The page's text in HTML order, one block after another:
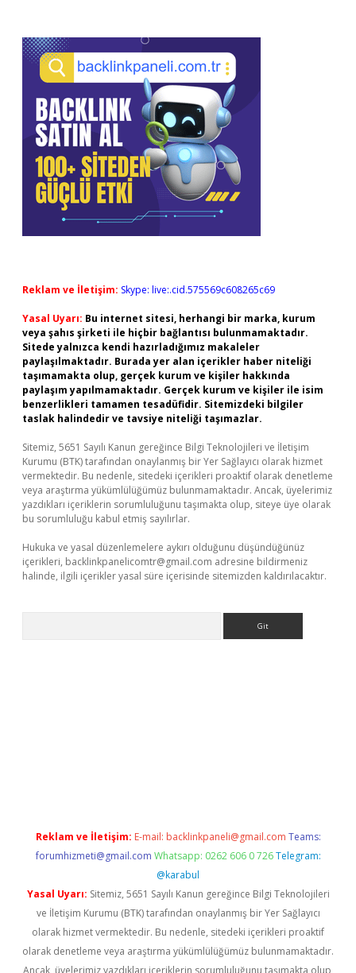
Reklam ve İletişim: Skype: live:.cid.575569c608265c69
Yasal Uyarı: Bu internet sitesi, herhangi bir marka, kurum
veya şahıs şirketi ile hiçbir bağlantısı bulunmamaktadır.
Sitede yalnızca kendi hazırladığımız makaleler
paylaşılmaktadır. Burada yer alan içerikler haber niteliği
taşımamakta olup, gerçek kurum ve kişiler hakkında
paylaşım yapılmamaktadır. Gerçek kurum ve kişiler ile isim
benzerlikleri tamamen tesadüfidir. Sitemizdeki bilgiler
taslak halindedir ve tavsiye niteliği taşımazlar.
Sitemiz, 5651 Sayılı Kanun gereğince Bilgi Teknolojileri ve İletişim
Kurumu (BTK) tarafından onaylanmış bir Yer Sağlayıcı olarak hizmet
vermektedir. Bu nedenle, sitedeki içerikleri proaktif olarak denetleme
veya araştırma yükümlülüğümüz bulunmamaktadır. Ancak, üyelerimiz
yazdıkları içeriklerin sorumluluğunu taşımakta olup, siteye üye olarak
bu sorumluluğu kabul etmiş sayılırlar.
Hukuka ve yasal düzenlemelere aykırı olduğunu düşündüğünüz
içerikleri, backlinkpanelicomtr@gmail.com adresine bildirmeniz
halinde, ilgili içerikler yasal süre içerisinde sitemizden kaldırılacaktır.
Reklam ve İletişim: E-mail: backlinkpaneli@gmail.com Teams:
forumhizmeti@gmail.com Whatsapp: 0262 606 0 726 Telegram:
@karabul
Yasal Uyarı: Sitemiz, 5651 Sayılı Kanun gereğince Bilgi Teknolojileri
ve İletişim Kurumu (BTK) tarafından onaylanmış bir Yer Sağlayıcı
olarak hizmet vermektedir. Bu nedenle, sitedeki içerikleri proaktif
olarak denetleme veya araştırma yükümlülüğümüz bulunmamaktadır.
Ancak, üyelerimiz yazdıkları içeriklerin sorumluluğunu taşımakta olup,